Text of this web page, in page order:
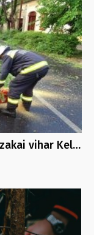
vihar Kel…